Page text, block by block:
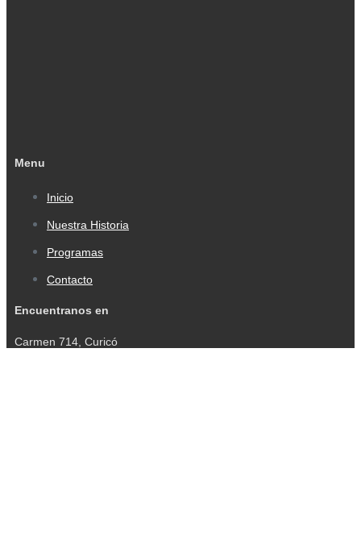
Menu
Inicio
Nuestra Historia
Programas
Contacto
Encuentranos en
Carmen 714, Curicó